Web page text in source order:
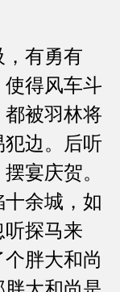
有勇有
得风车斗
被羽林将
边。后听
宴庆贺。
余城，如
听探马来
胖大和尚